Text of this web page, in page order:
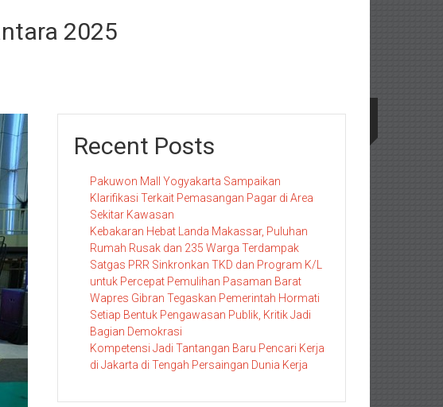
2025
Recent Posts
Pakuwon Mall Yogyakarta Sampaikan
Klarifikasi Terkait Pemasangan Pagar di Area
Sekitar Kawasan
Kebakaran Hebat Landa Makassar, Puluhan
Rumah Rusak dan 235 Warga Terdampak
Satgas PRR Sinkronkan TKD dan Program K/L
untuk Percepat Pemulihan Pasaman Barat
Wapres Gibran Tegaskan Pemerintah Hormati
Setiap Bentuk Pengawasan Publik, Kritik Jadi
Bagian Demokrasi
Kompetensi Jadi Tantangan Baru Pencari Kerja
di Jakarta di Tengah Persaingan Dunia Kerja